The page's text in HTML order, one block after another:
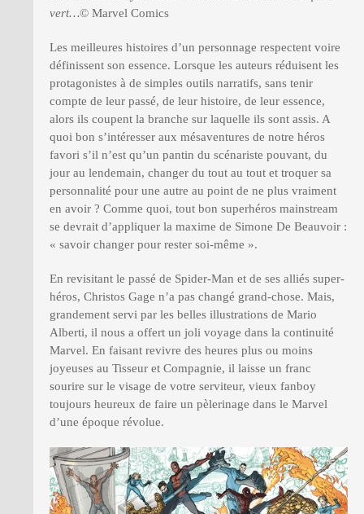
vert…© Marvel Comics
Les meilleures histoires d’un personnage respectent voire
définissent son essence. Lorsque les auteurs réduisent les
protagonistes à de simples outils narratifs, sans tenir
compte de leur passé, de leur histoire, de leur essence,
alors ils coupent la branche sur laquelle ils sont assis. A
quoi bon s’intéresser aux mésaventures de notre héros
favori s’il n’est qu’un pantin du scénariste pouvant, du
jour au lendemain, changer du tout au tout et troquer sa
personnalité pour une autre au point de ne plus vraiment
en avoir ? Comme quoi, tout bon superhéros mainstream
se devrait d’appliquer la maxime de Simone De Beauvoir :
« savoir changer pour rester soi-même ».
En revisitant le passé de Spider-Man et de ses alliés super-
héros, Christos Gage n’a pas changé grand-chose. Mais,
grandement servi par les belles illustrations de Mario
Alberti, il nous a offert un joli voyage dans la continuité
Marvel. En faisant revivre des heures plus ou moins
joyeuses au Tisseur et Compagnie, il laisse un franc
sourire sur le visage de votre serviteur, vieux fanboy
toujours heureux de faire un pèlerinage dans le Marvel
d’une époque révolue.